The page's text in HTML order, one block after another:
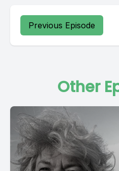
Previous Episode
Other